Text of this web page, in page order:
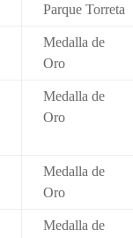
Parque Torreta
Medalla de
Oro
Medalla de
Oro
Medalla de
Oro
Medalla de